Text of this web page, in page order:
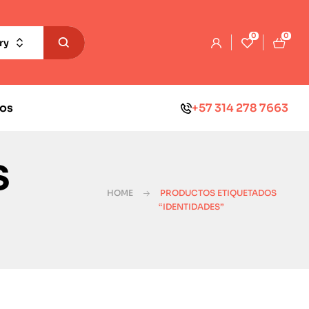
0 0
+57 314 278 7663
HOME
PRODUCTOS ETIQUETADOS
“IDENTIDADES”